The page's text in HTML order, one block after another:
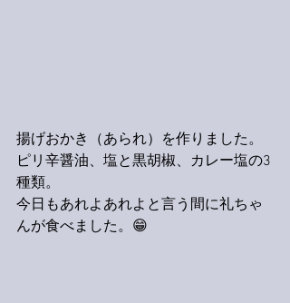
揚げおかき（あられ）を作りました。
ピリ辛醤油、塩と黒胡椒、カレー塩の3
種類。
今日もあれよあれよと言う間に礼ちゃ
んが食べました。😁